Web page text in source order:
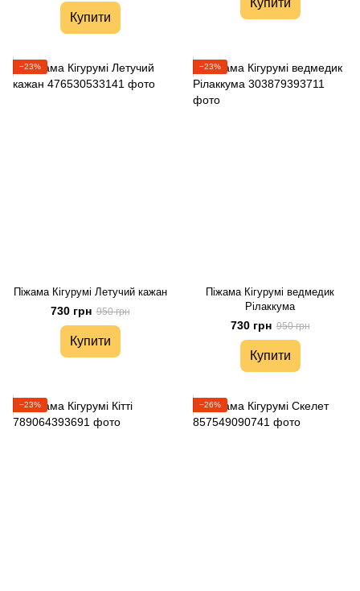
Купити
Купити
−23%
Піжама Кігурумі Летучий кажан
730 грн 950 грн
Купити
−23%
Піжама Кігурумі ведмедик
Рілаккума
730 грн 950 грн
Купити
−23% −26%